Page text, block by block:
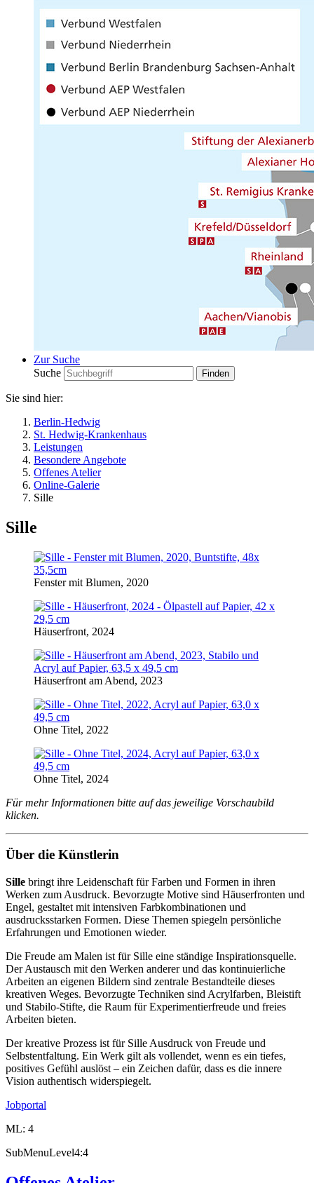
Zur Suche
Suche
Sie sind hier:
Berlin-Hedwig
St. Hedwig-Krankenhaus
Leistungen
Besondere Angebote
Offenes Atelier
Online-Galerie
Sille
Sille
Fenster mit Blumen, 2020
Häuserfront, 2024
Häuserfront am Abend, 2023
Ohne Titel, 2022
Ohne Titel, 2024
Für mehr Informationen bitte auf das jeweilige Vorschaubild
klicken.
Über die Künstlerin
Sille bringt ihre Leidenschaft für Farben und Formen in ihren
Werken zum Ausdruck. Bevorzugte Motive sind Häuserfronten und
Engel, gestaltet mit intensiven Farbkombinationen und
ausdrucksstarken Formen. Diese Themen spiegeln persönliche
Erfahrungen und Emotionen wieder.
Die Freude am Malen ist für Sille eine ständige Inspirationsquelle.
Der Austausch mit den Werken anderer und das kontinuierliche
Arbeiten an eigenen Bildern sind zentrale Bestandteile dieses
kreativen Weges. Bevorzugte Techniken sind Acrylfarben, Bleistift
und Stabilo-Stifte, die Raum für Experimentierfreude und freies
Arbeiten bieten.
Der kreative Prozess ist für Sille Ausdruck von Freude und
Selbstentfaltung. Ein Werk gilt als vollendet, wenn es ein tiefes,
positives Gefühl auslöst – ein Zeichen dafür, dass es die innere
Vision authentisch widerspiegelt.
Jobportal
ML: 4
SubMenuLevel4:4